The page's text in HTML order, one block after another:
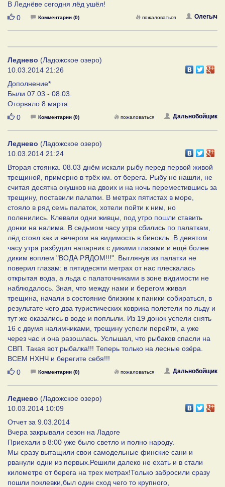
В Леднёве сегодня лёд ушёл!
Нравится
0 Комментарии (0) Олегыч
пожаловаться
Леднево (Ладожское озеро)
10.03.2014 21:26
Дополнение*
Были 07.03 - 08.03.
Оторвало 8 марта.
Нравится
0 Комментарии (0) Дальнобойщик
пожаловаться
Леднево (Ладожское озеро)
10.03.2014 21:24
Вторая стоянка. 08.03 днём искали рыбу перед первой живой
трещиной, примерно в трёх км. от берега. Рыбу не нашли, не
считая десятка окушков на двоих и на ночь переместившись за
трещину, поставили палатки. В метрах пятистах в море,
стояло в ряд семь палаток, хотели пойти к ним, но
поленились. Клевали одни живцы, под утро пошли ставить
донки на налима. В седьмом часу утра сбились по палаткам,
лёд стоял как и вечером на видимость в бинокль. В девятом
часу утра разбудил напарник с дикими глазами и ещё более
диким воплем "ВОДА РЯДОМ!!!". Выглянув из палатки не
поверил глазам: в пятидесяти метрах от нас плескалась
открытая вода, а льда с палаточниками в зоне видимости не
наблюдалось. Зная, что между нами и берегом живая
трещина, начали в состояние близким к паники собираться, в
результате чего два туристических коврика полетели по льду и
тут же оказались в воде и поплыли. Из 19 донок успели снять
16 с двумя налимчиками, трещину успели перейти, а уже
через час и она разошлась. Услышал, что рыбаков спасли на
СВП. Такая вот рыбалка!!! Теперь только на лесные озёра.
ВСЕМ НХНЧ и берегите себя!!!
Нравится
0 Комментарии (0) Дальнобойщик
пожаловаться
Леднево (Ладожское озеро)
10.03.2014 10:09
Отчет за 9.03.2014
Вчера закрывали сезон на Ладоге
Приехали в 8:00 уже было светло и полно народу.
Мы сразу вытащили свои самодельные финские сани и
рванули одни из первых.Решили далеко не ехать и в стали
километре от берега на трех метрах!Только забросили сразу
пошли поклевки,был один сход чего то крупного,